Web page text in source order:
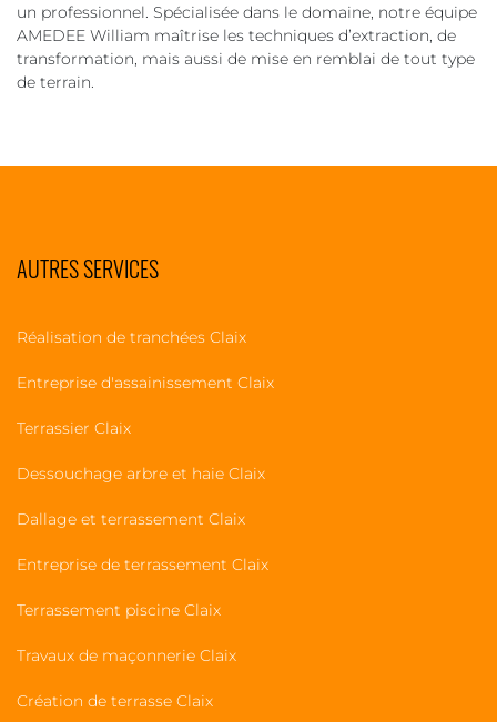
un professionnel. Spécialisée dans le domaine, notre équipe
AMEDEE William maîtrise les techniques d’extraction, de
transformation, mais aussi de mise en remblai de tout type
de terrain.
AUTRES SERVICES
Réalisation de tranchées Claix
Entreprise d'assainissement Claix
Terrassier Claix
Dessouchage arbre et haie Claix
Dallage et terrassement Claix
Entreprise de terrassement Claix
Terrassement piscine Claix
Travaux de maçonnerie Claix
Création de terrasse Claix